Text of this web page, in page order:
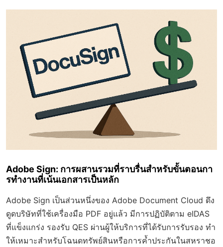
Adobe Sign: การผสานรวมที่ราบรื่นสำหรับขั้นตอนกา
รทำงานที่เน้นเอกสารเป็นหลัก
Adobe Sign เป็นส่วนหนึ่งของ Adobe Document Cloud ดึง
ดูดบริษัทที่ใช้เครื่องมือ PDF อยู่แล้ว มีการปฏิบัติตาม eIDAS
ที่แข็งแกร่ง รองรับ QES ผ่านผู้ให้บริการที่ได้รับการรับรอง ทำ
ให้เหมาะสำหรับโฉนดทรัพย์สินหรือการค้ำประกันในสหราชอ